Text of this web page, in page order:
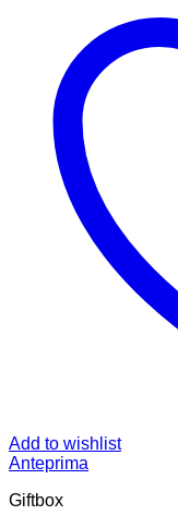
Add to wishlist
Anteprima
Giftbox